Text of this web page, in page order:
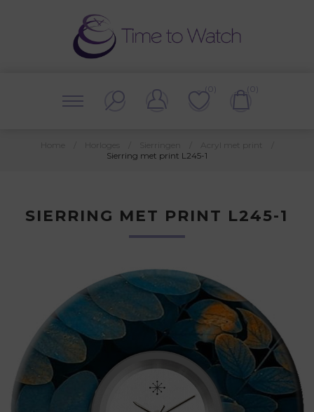
(0) (0)
Sierring met print L245-1
SIERRING MET PRINT L245-1